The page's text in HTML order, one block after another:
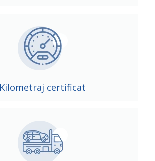
Kilometraj certificat